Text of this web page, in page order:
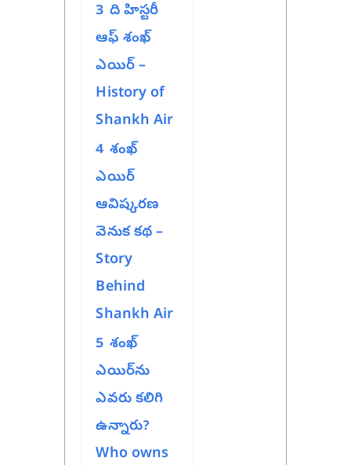
3 ది హిస్టరీ
ఆఫ్ శంఖ్
ఎయిర్ –
History of
Shankh Air
4 శంఖ్
ఎయిర్
ఆవిష్కరణ
వెనుక కథ –
Story
Behind
Shankh Air
5 శంఖ్
ఎయిర్‌ను
ఎవరు కలిగి
ఉన్నారు?
Who owns